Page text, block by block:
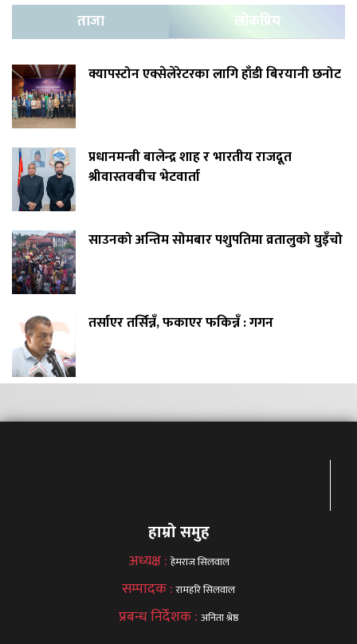
ताजा लोकप्रिय
क्यापस्टोन एक्सेलेरेटरका लागि हाँडी बिरयानी छनोट
प्रधानमन्त्री बालेन्द्र शाह र भारतीय राजदूत
श्रीवास्तवबीच भेटवार्ता
साउनको अन्तिम सोमबार पशुपतिमा व्रतालुको घुइँचो
तर्साएर तर्सिन्नँ, फकाएर फकिन्नँ : गगन
हाम्रो समुह
अध्यक्ष : हेमराज सिलवाल
सम्पादक :रामहरि सिलवाल
प्रबन्ध निर्देशक : अनिता श्रेष्ठ